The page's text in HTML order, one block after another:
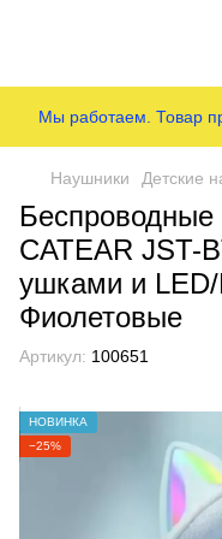
Мы работаем. Товар
Наушники Детские
CATEAR JST-
ушками и LED/
Фиолетовые
Артикул: 100651
НОВИНКА
−25%